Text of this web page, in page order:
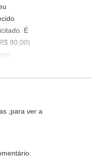
É
80,00)
,para ver a